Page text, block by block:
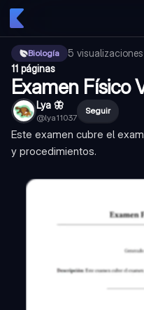
Biología 5 visualizaciones
11 páginas
Examen Físico
Lya 🦋
@lya11037
Seguir
Este examen cubre el
y procedimientos.